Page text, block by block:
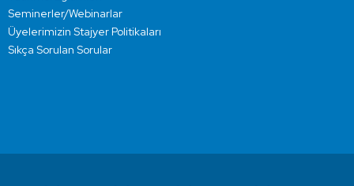
Seminerler/Webinarlar
Üyelerimizin Stajyer Politikaları
Sıkça Sorulan Sorular